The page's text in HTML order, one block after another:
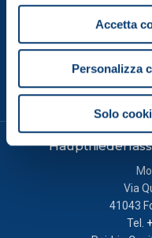
in cui avete effettuato
modificare o revocare
momento dalla
sull'icona di attivazione
raccogliere
geografica, con
Identificare il
attivamente alla
(impronte digitali).
Accetta
Personalizza
Solo
Gesellschaft
Gesellschaft unter der
Via
41043
Tel.